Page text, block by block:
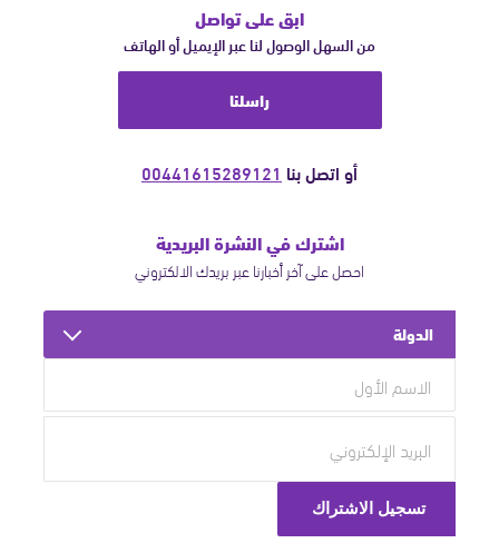
ابق على تواصل
من السهل الوصول لنا عبر الإيميل أو الهاتف
راسلنا
أو اتصل بنا 00441615289121
اشترك في النشرة البريدية
احصل على آخر أخبارنا عبر بريدك الالكتروني
الدولة